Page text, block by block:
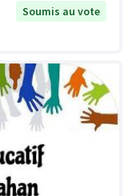
Soumis au vote